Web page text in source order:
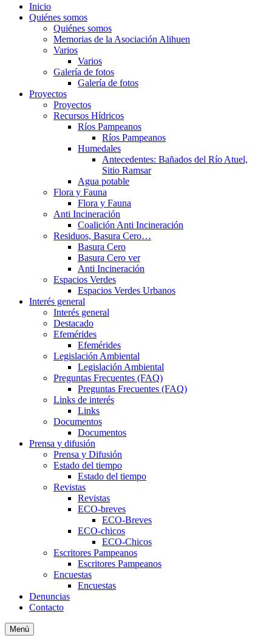
Inicio
Quiénes somos
Quiénes somos
Memorias de la Asociación Alihuen
Varios
Varios
Galería de fotos
Galería de fotos
Proyectos
Proyectos
Recursos Hídricos
Ríos Pampeanos
Ríos Pampeanos
Humedales
Antecedentes: Bañados del Río Atuel,
Sitio Ramsar
Agua potable
Flora y Fauna
Flora y Fauna
Anti Incineración
Coalición Anti Incineración
Residuos, Basura Cero…
Basura Cero
Basura Cero ver
Anti Incineración
Espacios Verdes
Espacios Verdes Urbanos
Interés general
Interés general
Destacado
Efemérides
Efemérides
Legislación Ambiental
Legislación Ambiental
Preguntas Frecuentes (FAQ)
Preguntas Frecuentes (FAQ)
Links de interés
Links
Documentos
Documentos
Prensa y difusión
Prensa y Difusión
Estado del tiempo
Estado del tiempo
Revistas
Revistas
ECO-breves
ECO-Breves
ECO-chicos
ECO-Chicos
Escritores Pampeanos
Escritores Pampeanos
Encuestas
Encuestas
Denuncias
Contacto
Menú